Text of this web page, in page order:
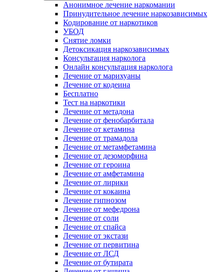
Анонимное лечение наркомании
Принудительное лечение наркозависимых
Кодирование от наркотиков
УБОД
Снятие ломки
Детоксикация наркозависимых
Консультация нарколога
Онлайн консультация нарколога
Лечение от марихуаны
Лечение от кодеина
Бесплатно
Тест на наркотики
Лечение от метадона
Лечение от фенобарбитала
Лечение от кетамина
Лечение от трамадола
Лечение от метамфетамина
Лечение от дезоморфина
Лечение от героина
Лечение от амфетамина
Лечение от лирики
Лечение от кокаина
Лечение гипнозом
Лечение от мефедрона
Лечение от соли
Лечение от спайса
Лечение от экстази
Лечение от первитина
Лечение от ЛСД
Лечение от бутирата